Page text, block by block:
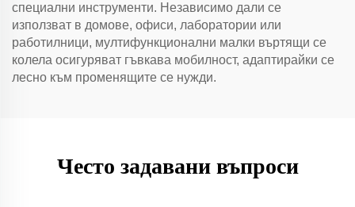
специални инструменти. Независимо дали се
използват в домове, офиси, лаборатории или
работилници, мултифункционални малки въртящи се
колела осигуряват гъвкава мобилност, адаптирайки се
лесно към променящите се нужди.
Често задавани въпроси